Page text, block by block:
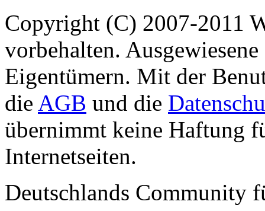
Copyright (C) 2007-2011
vorbehalten.
Eigentümern. Mit der
die AGB und die
übernimmt keine Haftung
Internetseiten.
Deutschlands Community